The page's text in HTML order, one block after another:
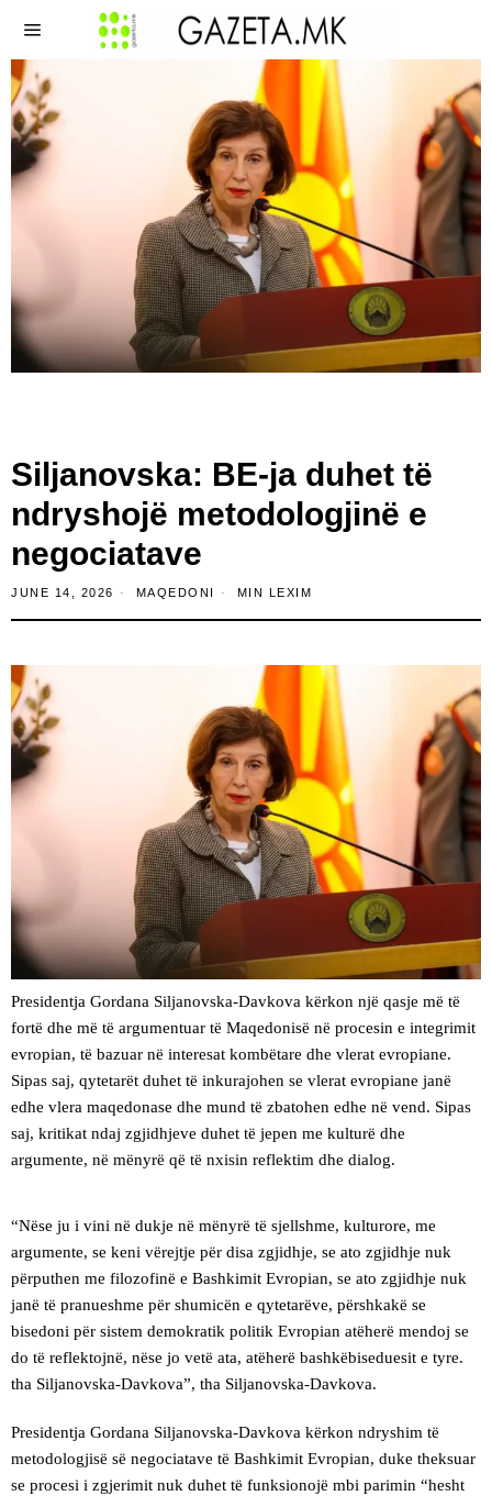
Siljanovska: BE-ja duhet të
ndryshojë metodologjinë e
negociatave
JUNE 14, 2026 MAQEDONI MIN LEXIM
Presidentja Gordana Siljanovska-Davkova kërkon një qasje më të
fortë dhe më të argumentuar të Maqedonisë në procesin e integrimit
evropian, të bazuar në interesat kombëtare dhe vlerat evropiane.
Sipas saj, qytetarët duhet të inkurajohen se vlerat evropiane janë
edhe vlera maqedonase dhe mund të zbatohen edhe në vend. Sipas
saj, kritikat ndaj zgjidhjeve duhet të jepen me kulturë dhe
argumente, në mënyrë që të nxisin reflektim dhe dialog.
“Nëse ju i vini në dukje në mënyrë të sjellshme, kulturore, me
argumente, se keni vërejtje për disa zgjidhje, se ato zgjidhje nuk
përputhen me filozofinë e Bashkimit Evropian, se ato zgjidhje nuk
janë të pranueshme për shumicën e qytetarëve, përshkakë se
bisedoni për sistem demokratik politik Evropian atëherë mendoj se
do të reflektojnë, nëse jo vetë ata, atëherë bashkëbiseduesit e tyre.
tha Siljanovska-Davkova”, tha Siljanovska-Davkova.
Presidentja Gordana Siljanovska-Davkova kërkon ndryshim të
metodologjisë së negociatave të Bashkimit Evropian, duke theksuar
se procesi i zgjerimit nuk duhet të funksionojë mbi parimin “hesht